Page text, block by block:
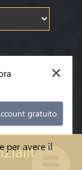
per avere il
® ×
gratuito